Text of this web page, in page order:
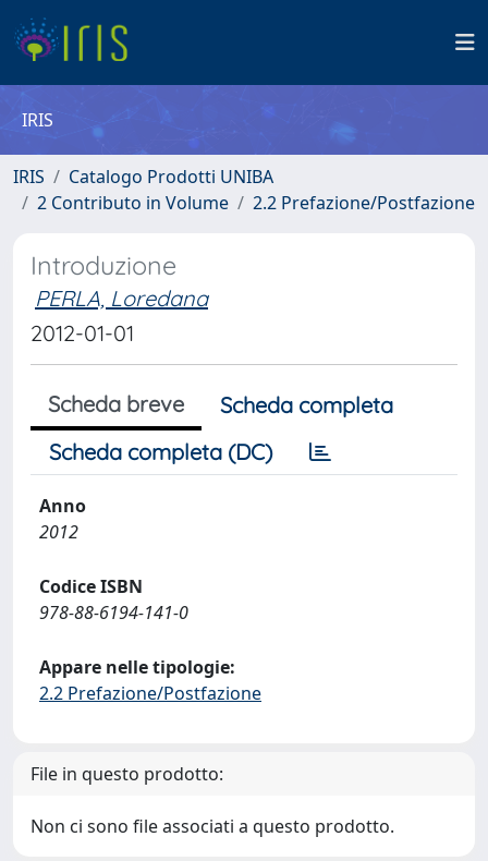
IRIS
IRIS
Catalogo Prodotti UNIBA
2 Contributo in Volume
2.2 Prefazione/Postfazione
Introduzione
PERLA, Loredana
2012-01-01
Scheda breve
Scheda completa
Scheda completa (DC)
Anno
2012
Codice ISBN
978-88-6194-141-0
Appare nelle tipologie:
2.2 Prefazione/Postfazione
File in questo prodotto:
Non ci sono file associati a questo prodotto.